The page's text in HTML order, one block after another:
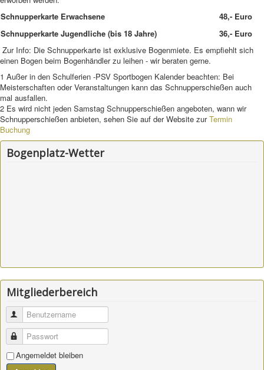
Schnupperkarte Erwachsene
48,- Euro
Schnupperkarte Jugendliche (bis 18 Jahre)
36,- Euro
Zur Info: Die Schnupperkarte ist exklusive Bogenmiete. Es empfiehlt sich
einen Bogen beim Bogenhändler zu leihen - wir beraten gerne.
1 Außer in den Schulferien -PSV Sportbogen Kalender beachten: Bei
Meisterschaften oder Veranstaltungen kann das Schnupperschießen auch
mal ausfallen.
2 Es wird nicht jeden Samstag Schnupperschießen angeboten, wann wir
Schnupperschießen anbieten, sehen Sie auf der Website zurTermin
Buchung
Bogenplatz-Wetter
Mitgliederbereich
Benutzername
Passwort
Angemeldet bleiben